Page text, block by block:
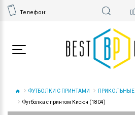
Телефон:
ФУТБОЛКИ С ПРИНТАМИ
ПРИКОЛЬНЫЕ
Футболка с принтом Кисюн (1804)